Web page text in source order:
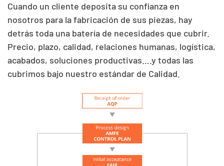
Cuando un cliente deposita su confianza en
nosotros para la fabricación de sus piezas, hay
detrás toda una batería de necesidades que cubrir.
Precio, plazo, calidad, relaciones humanas, logística,
acabados, soluciones productivas….y todas las
cubrimos bajo nuestro estándar de Calidad.